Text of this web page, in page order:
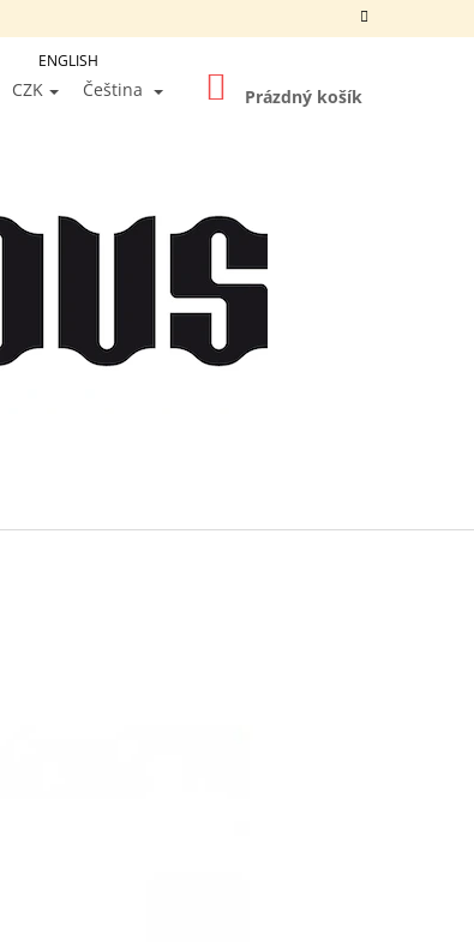
CZK Čeština NÁKUPNÍ
KOŠÍK
Prázdný košík
ENGLISH